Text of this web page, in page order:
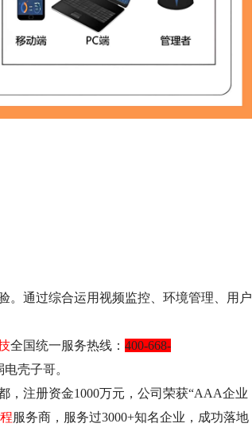
。通过综合运用视频监控、环境管理、用户
全国统一服务热线： 400-668-
电壳子哥。
，注册资金1000万元，公司荣获“AAA企业
服务商，服务过3000+知名企业，成功落地